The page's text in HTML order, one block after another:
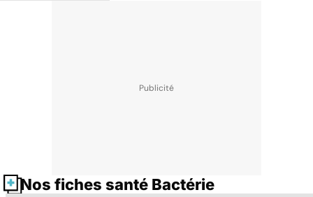
Nos fiches santé Bactérie